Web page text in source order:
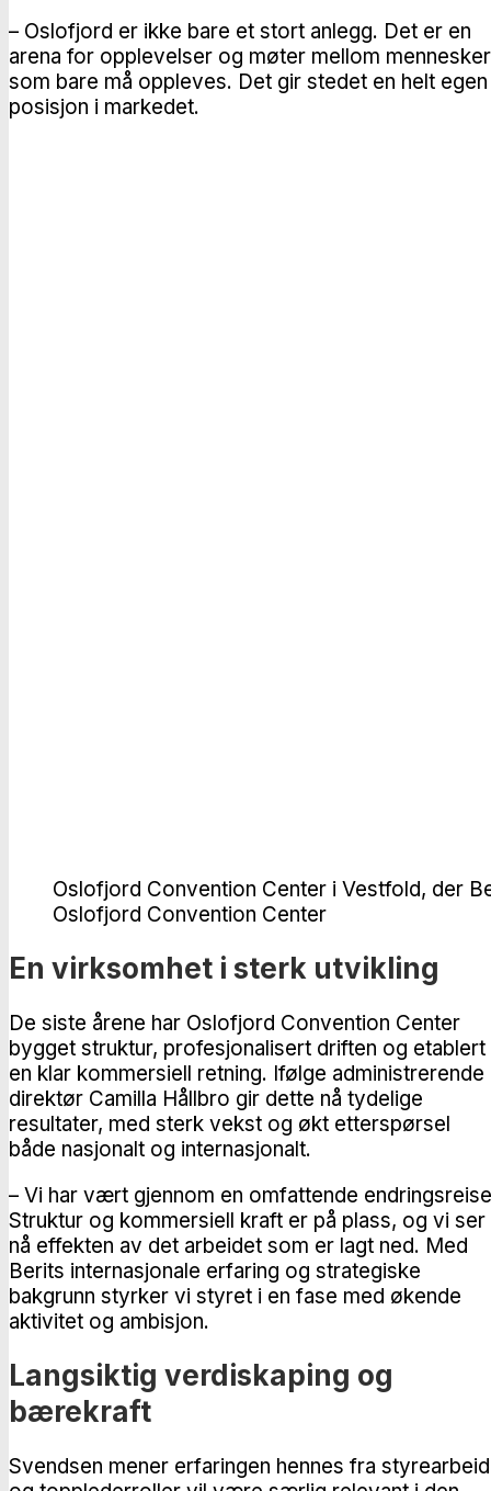
– Oslofjord er ikke bare et stort anlegg. Det er en
arena for opplevelser og møter mellom mennesker
som bare må oppleves. Det gir stedet en helt egen
posisjon i markedet.
Oslofjord Convention Center i Vestfold, der
Oslofjord Convention Center
En virksomhet i sterk utvikling
De siste årene har Oslofjord Convention Center
bygget struktur, profesjonalisert driften og etablert
en klar kommersiell retning. Ifølge administrerende
direktør Camilla Hållbro gir dette nå tydelige
resultater, med sterk vekst og økt etterspørsel
både nasjonalt og internasjonalt.
– Vi har vært gjennom en omfattende
Struktur og kommersiell kraft er på plass, og vi ser
nå effekten av det arbeidet som er lagt ned. Med
Berits internasjonale erfaring og strategiske
bakgrunn styrker vi styret i en fase med økende
aktivitet og ambisjon.
Langsiktig verdiskaping og
bærekraft
Svendsen mener erfaringen hennes fra styrearbeid